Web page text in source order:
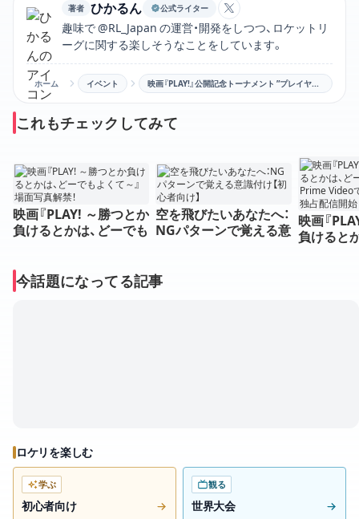
著者 ひかるん 公式ライター
ひかるんのXアカウン
趣味で @RL_Japan の運営・開発をしつつ、ロケットリ
ーグに関する楽しそうなことをしています。
ホーム イベント
これもチェックしてみて
映画『PLAY! ～勝つとか
負けるとかは、どーでも
空を飛びたいあなたへ：
NGパターンで覚える意
映画『
負けると
今話題になってる記事
ロケリを楽しむ
学ぶ
初心者向け
観る
世界大会